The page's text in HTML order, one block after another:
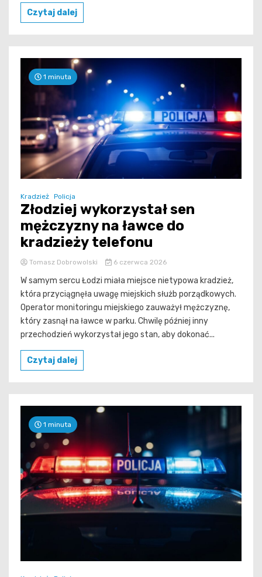
Czytaj dalej
1 minuta
Kradzież Policja
Złodziej wykorzystał sen
mężczyzny na ławce do
kradzieży telefonu
Tomasz Dobrowolski 6 czerwca 2026
W samym sercu Łodzi miała miejsce nietypowa kradzież,
która przyciągnęła uwagę miejskich służb porządkowych.
Operator monitoringu miejskiego zauważył mężczyznę,
który zasnął na ławce w parku. Chwilę później inny
przechodzień wykorzystał jego stan, aby dokonać...
Czytaj dalej
1 minuta